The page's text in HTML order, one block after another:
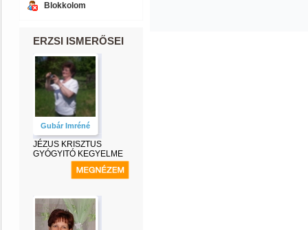
Blokkolom
ERZSI ISMERŐSEI
Gubár Imréné
JÉZUS KRISZTUS
GYÓGYITÓ KEGYELME